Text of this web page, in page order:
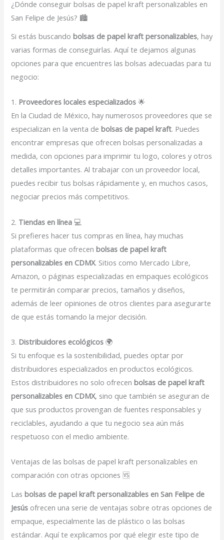
¿Dónde conseguir bolsas de papel kraft personalizables en
San Felipe de Jesús? 🏙️
Si estás buscandobolsas de papel kraft personalizables, hay
varias formas de conseguirlas. Aquí te dejamos algunas
opciones para que encuentres las bolsas adecuadas para tu
negocio:
1. Proveedores locales especializados 🌟
En la Ciudad de México, hay numerosos proveedores que se
especializan en la venta debolsas de papel kraft. Puedes
encontrar empresas que ofrecen bolsas personalizadas a
medida, con opciones para imprimir tu logo, colores y otros
detalles importantes. Al trabajar con un proveedor local,
puedes recibir tus bolsas rápidamente y, en muchos casos,
negociar precios más competitivos.
2. Tiendas en línea 💻
Si prefieres hacer tus compras en línea, hay muchas
plataformas que ofrecenbolsas de papel kraft
personalizables en CDMX. Sitios como Mercado Libre,
Amazon, o páginas especializadas en empaques ecológicos
te permitirán comparar precios, tamaños y diseños,
además de leer opiniones de otros clientes para asegurarte
de que estás tomando la mejor decisión.
3. Distribuidores ecológicos 🌍
Si tu enfoque es la sostenibilidad, puedes optar por
distribuidores especializados en productos ecológicos.
Estos distribuidores no solo ofrecenbolsas de papel kraft
personalizables en CDMX, sino que también se aseguran de
que sus productos provengan de fuentes responsables y
reciclables, ayudando a que tu negocio sea aún más
respetuoso con el medio ambiente.
Ventajas de las bolsas de papel kraft personalizables en
comparación con otras opciones 🆚
Lasbolsas de papel kraft personalizables en San Felipe de
Jesús ofrecen una serie de ventajas sobre otras opciones de
empaque, especialmente las de plástico o las bolsas
estándar. Aquí te explicamos por qué elegir este tipo de